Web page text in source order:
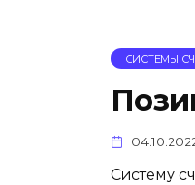
СИСТЕМЫ
Систему